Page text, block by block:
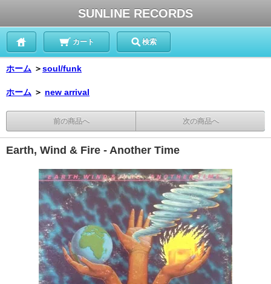
SUNLINE RECORDS
カート 検索
ホーム ＞soul/funk
ホーム ＞ new arrival
前の商品へ 次の商品へ
Earth, Wind & Fire - Another Time